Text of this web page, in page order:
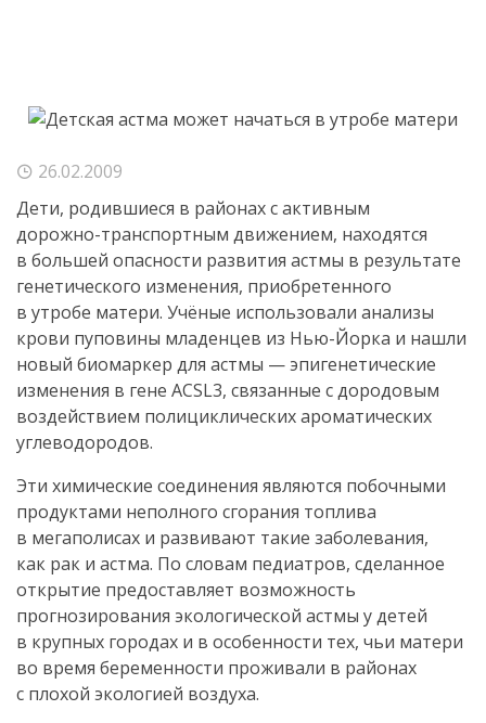
26.02.2009
Дети, родившиеся в районах с активным
дорожно-транспортным движением, находятся
в большей опасности развития астмы в результате
генетического изменения, приобретенного
в утробе матери. Учёные использовали анализы
крови пуповины младенцев из Нью-Йорка и нашли
новый биомаркер для астмы — эпигенетические
изменения в гене ACSL3, связанные с дородовым
воздействием полициклических ароматических
углеводородов.
Эти химические соединения являются побочными
продуктами неполного сгорания топлива
в мегаполисах и развивают такие заболевания,
как рак и астма. По словам педиатров, сделанное
открытие предоставляет возможность
прогнозирования экологической астмы у детей
в крупных городах и в особенности тех, чьи матери
во время беременности проживали в районах
с плохой экологией воздуха.